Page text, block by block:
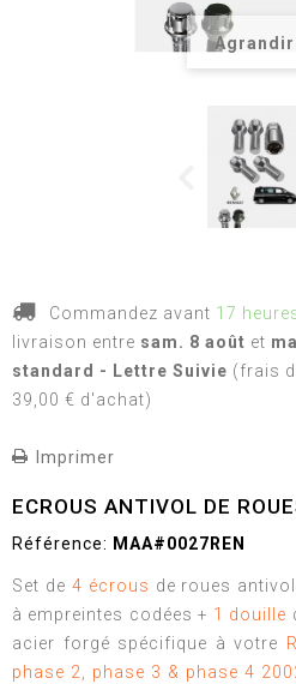
Agrandir
Commandez avant 17
livraison entre sam. 8 août et
standard - Lettre Suivie (frais
39,00 € d'achat)
Imprimer
ECROUS ANTIVOL DE
Référence: MAA#0027REN
Set de 4 écrous de roues
à empreintes codées + 1 douille
acier forgé spécifique à votre
phase 2, phase 3 & phase 4